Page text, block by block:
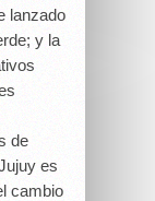
lanzado
y la
de
es
cambio